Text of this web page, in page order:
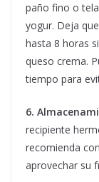
paño fino o
yogur. Deja
hasta 8 horas
queso crema.
tiempo para
6.
recipiente
recomienda
aprovechar su